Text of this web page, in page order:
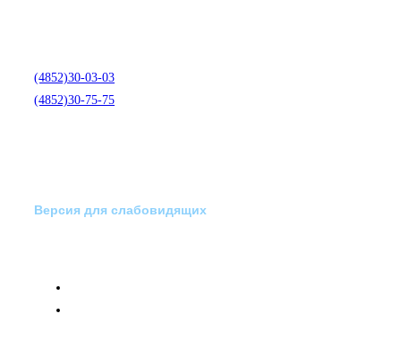
(4852)30-03-03
(4852)30-75-75
Версия для слабовидящих